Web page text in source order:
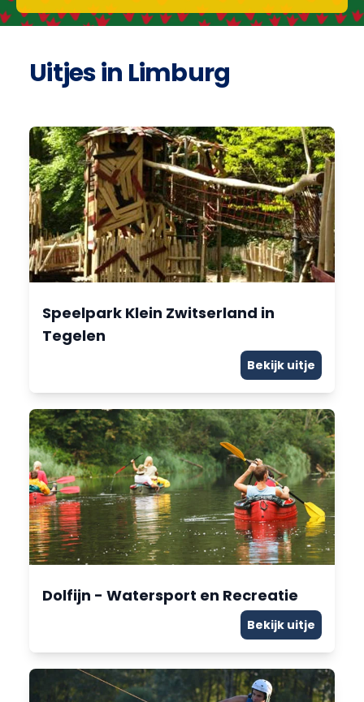
Uitjes in Limburg
Speelpark Klein Zwitserland in
Tegelen
Bekijk uitje
Dolfijn - Watersport en Recreatie
Bekijk uitje